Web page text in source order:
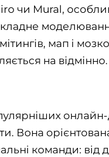
чи Mural,
мап і
на відмінно.
Вона
команди: від